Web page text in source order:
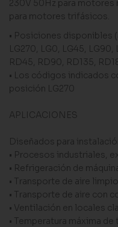
230V 50Hz para
para motores trifásicos.
• Posiciones disponibles
LG270, LG0, LG45, LG90,
RD45, RD90, RD135,
• Los códigos indicados
posición LG270
APLICACIONES
Diseñados para
• Procesos industriales,
• Refrigeración de
• Transporte de aire
• Transporte de aire con
• Ventilación en locales
• Temperatura máxima